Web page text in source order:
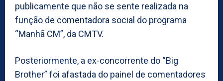
publicamente que não se sente realizada na
função de comentadora social do programa
“Manhã CM”, da CMTV.
Posteriormente, a ex-concorrente do “Big
Brother” foi afastada do painel de comentadores